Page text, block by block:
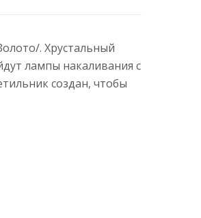
. Хрустальный
лампы накаливания с
создан, чтобы